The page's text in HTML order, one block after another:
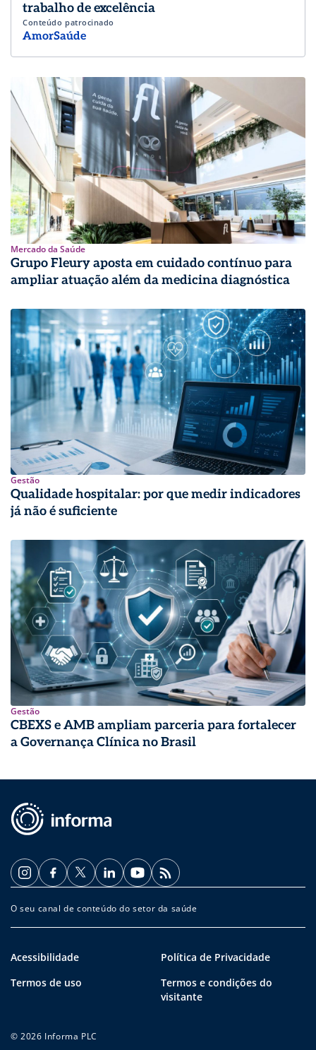
trabalho de excelência
Conteúdo patrocinado
AmorSaúde
Mercado da Saúde
Grupo Fleury aposta em cuidado contínuo para
ampliar atuação além da medicina diagnóstica
Gestão
Qualidade hospitalar: por que medir indicadores
já não é suficiente
Gestão
CBEXS e AMB ampliam parceria para fortalecer
a Governança Clínica no Brasil
O seu canal de conteúdo do setor da saúde
Acessibilidade
Política de Privacidade
Termos de uso
Termos e condições do
visitante
© 2026 Informa PLC